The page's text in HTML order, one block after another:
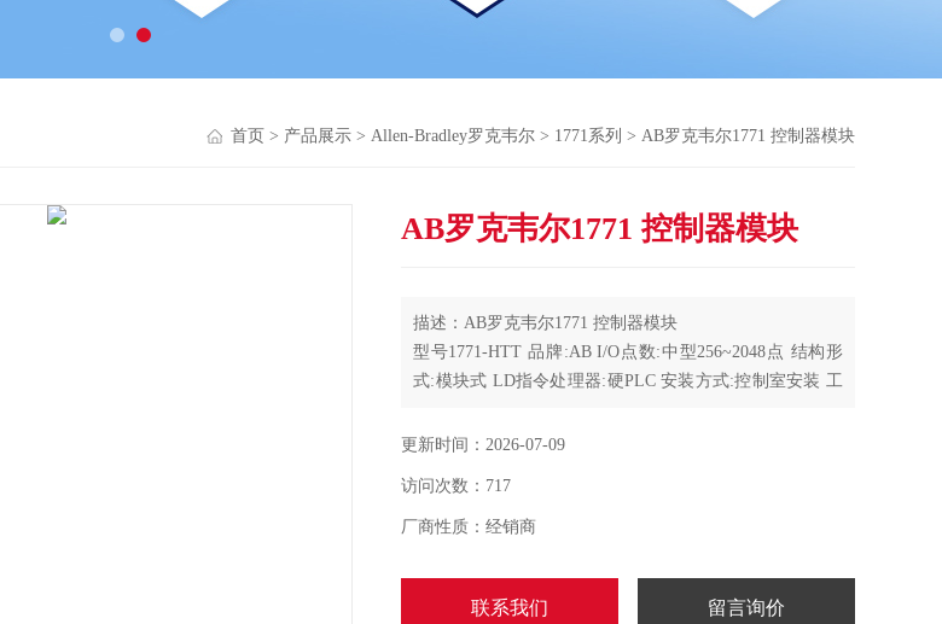
首页 > 产品展示 > Allen-Bradley罗克韦尔 > 1771系列 > AB罗克韦尔1771 控制器模块
AB罗克韦尔1771 控制器模块
描述：AB罗克韦尔1771 控制器模块
型号1771-HTT 品牌:AB I/O点数:中型256~2048点 结构形
式:模块式 LD指令处理器:硬PLC 安装方式:控制室安装 工
更新时间：2026-07-09
访问次数：717
厂商性质：经销商
联系我们 留言询价